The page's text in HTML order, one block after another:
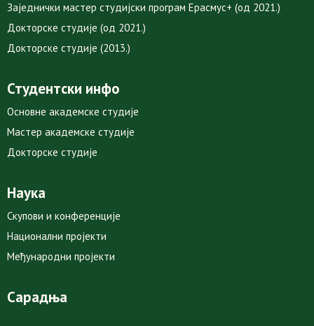
Заједнички мастер студијски програм Ерасмус+ (од 2021.)
Докторске студије (од 2021.)
Докторске студије (2013.)
Студентски инфо
Основне академске студије
Мастер академске студије
Докторске студије
Наука
Скупови и конференције
Национални пројекти
Међународни пројекти
Сарадња